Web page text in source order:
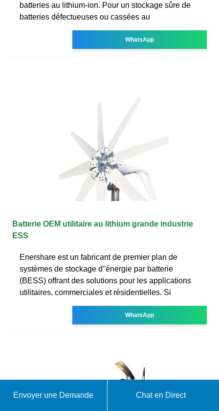
batteries au lithium-ion. Pour un stockage sûre de
batteries défectueuses ou cassées au
WhatsApp
Batterie OEM utilitaire au lithium grande industrie
ESS
Enershare est un fabricant de premier plan de
systèmes de stockage d''énergie par batterie
(BESS) offrant des solutions pour les applications
utilitaires, commerciales et résidentielles. Si
WhatsApp
Envoyer une Demande Chat en Direct